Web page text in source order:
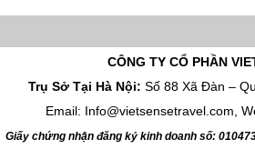
CÔNG TY CỔ PHẦN
Trụ Sở Tại Hà Nội: Số 88 Xã Đàn –
Email: Info@vietsensetravel.com,
Giấy chứng nhận đăng ký kinh doanh số: